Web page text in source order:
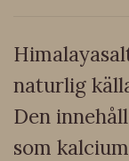
naturlig
Den
som